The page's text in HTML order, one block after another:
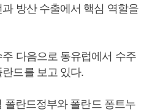
방산 수출에서 핵심 역할을
다음으로 동유럽에서 수주
드를 보고 있다.
폴란드정부와 폴란드 퐁트누